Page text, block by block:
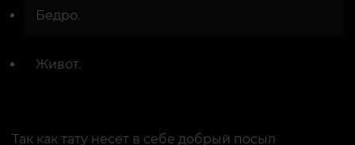
Бедро.
Живот.
Так как тату несет в себе добрый посыл